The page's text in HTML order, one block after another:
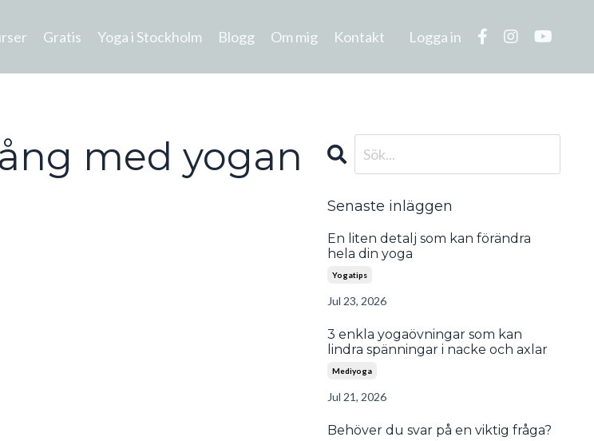
Gratis Yoga i Stockholm Blogg Om mig Kontakt Logga in
med yogan
Senaste inläggen
En liten detalj som kan förändra
hela din yoga
Yogatips
Jul 23, 2026
3 enkla yogaövningar som kan
lindra spänningar i nacke och axlar
Mediyoga
Jul 21, 2026
Behöver du svar på en viktig fråga?